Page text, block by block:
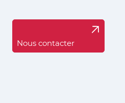
de Marck
de la ville de Marck
YouTube de la ville de Marck
Nous contacter